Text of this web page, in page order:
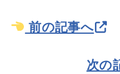
前の記事へ
次の